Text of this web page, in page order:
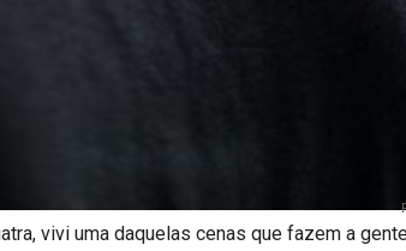
vivi uma daquelas cenas que fazem a